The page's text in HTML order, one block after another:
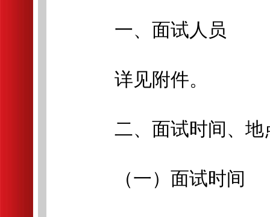
一、面试人员
详见附件。
二、面试时间、地
（一）面试时间